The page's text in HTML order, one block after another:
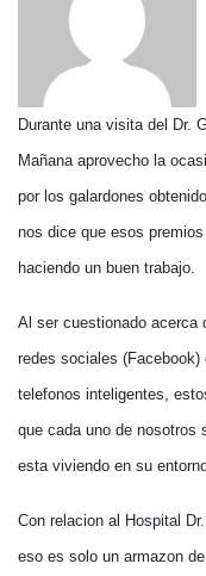
Durante una visita del Dr.
Mañana aprovecho la
por los galardones
nos dice que esos
haciendo un buen trabajo.
Al ser cuestionado acerca
redes sociales
telefonos inteligentes,
que cada uno de nosotros
esta viviendo en su
Con relacion al Hospital
eso es solo un armazon